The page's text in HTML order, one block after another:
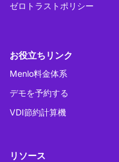
ゼロトラストポリシー
お役立ちリンク
Menlo料金体系
デモを予約する
VDI節約計算機
リソース